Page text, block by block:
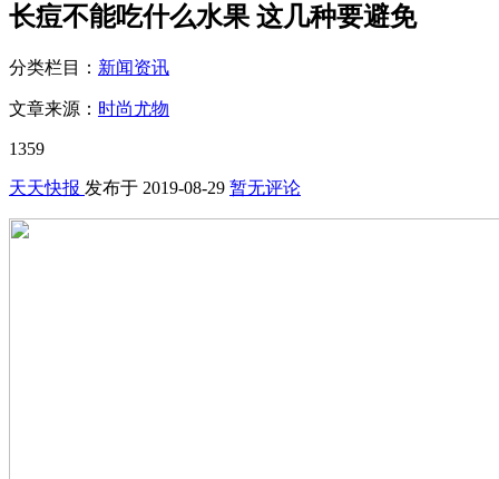
长痘不能吃什么水果 这几种要避免
分类栏目： 新闻资讯
文章来源： 时尚尤物
1359
天天快报 发布于 2019-08-29 暂无评论